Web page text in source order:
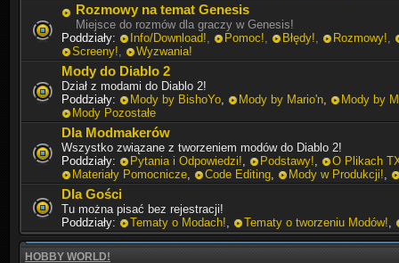
Rozmowy na temat Genesis
Miejsce do rozmów dla graczy w Genesis!
Poddziały:
Info/Download! Pomoc! Błędy! Rozmowy!
Screeny!
Wyzwania!
Mody do Diablo 2
Dział z modami do Diablo 2!
Poddziały:
Mody by BishoYo Mody by Mario'n
Mody by
Mody Pozostałe
Dla Modmakerów
Wszystko związane z tworzeniem modów do Diablo 2!
Poddziały:
Pytania i Odpowiedzi! Podstawy!
O Plikach
Materiały Pomocnicze
Code Editing Mody w Produkcji!
Dla Gości
Tu można pisać bez rejestracji!
Poddziały:
Tematy o Modach! Tematy o tworzeniu Modów!
HOBBY WORLD!